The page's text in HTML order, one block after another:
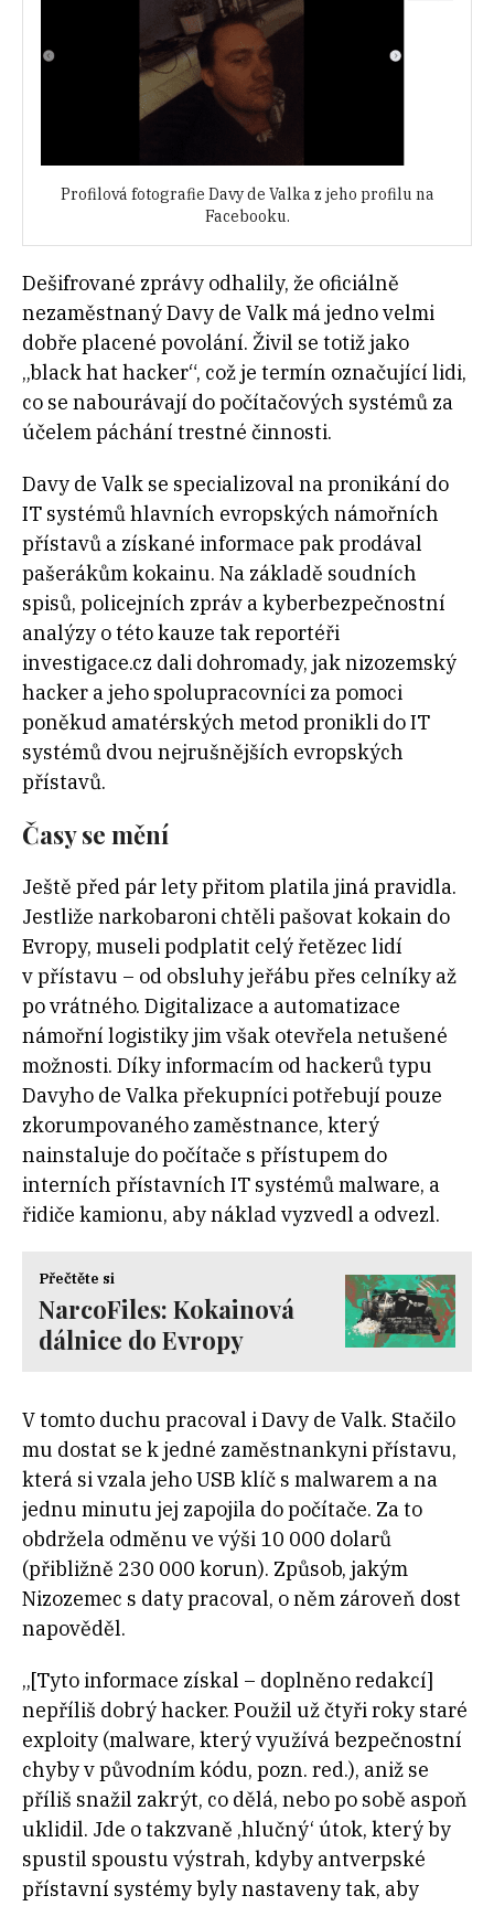
Profilová fotografie Davy de Valka z jeho profilu na
Facebooku.
Dešifrované zprávy odhalily, že oficiálně
nezaměstnaný Davy de Valk má jedno velmi
dobře placené povolání. Živil se totiž jako
„black hat hacker“, což je termín označující lidi,
co se nabourávají do počítačových systémů za
účelem páchání trestné činnosti.
Davy de Valk se specializoval na pronikání do
IT systémů hlavních evropských námořních
přístavů a získané informace pak prodával
pašerákům kokainu. Na základě soudních
spisů, policejních zpráv a kyberbezpečnostní
analýzy o této kauze tak reportéři
investigace.cz dali dohromady, jak nizozemský
hacker a jeho spolupracovníci za pomoci
poněkud amatérských metod pronikli do IT
systémů dvou nejrušnějších evropských
přístavů.
Časy se mění
Ještě před pár lety přitom platila jiná pravidla.
Jestliže narkobaroni chtěli pašovat kokain do
Evropy, museli podplatit celý řetězec lidí
v přístavu – od obsluhy jeřábu přes celníky až
po vrátného. Digitalizace a automatizace
námořní logistiky jim však otevřela netušené
možnosti. Díky informacím od hackerů typu
Davyho de Valka překupníci potřebují pouze
zkorumpovaného zaměstnance, který
nainstaluje do počítače s přístupem do
interních přístavních IT systémů malware, a
řidiče kamionu, aby náklad vyzvedl a odvezl.
Přečtěte si
NarcoFiles: Kokainová
dálnice do Evropy
V tomto duchu pracoval i Davy de Valk. Stačilo
mu dostat se k jedné zaměstnankyni přístavu,
která si vzala jeho USB klíč s malwarem a na
jednu minutu jej zapojila do počítače. Za to
obdržela odměnu ve výši 10 000 dolarů
(přibližně 230 000 korun). Způsob, jakým
Nizozemec s daty pracoval, o něm zároveň dost
napověděl.
„[Tyto informace získal – doplněno redakcí]
nepříliš dobrý hacker. Použil už čtyři roky staré
exploity (malware, který využívá bezpečnostní
chyby v původním kódu, pozn. red.), aniž se
příliš snažil zakrýt, co dělá, nebo po sobě aspoň
uklidil. Jde o takzvaně ‚hlučný‘ útok, který by
spustil spoustu výstrah, kdyby antverpské
přístavní systémy byly nastaveny tak, aby